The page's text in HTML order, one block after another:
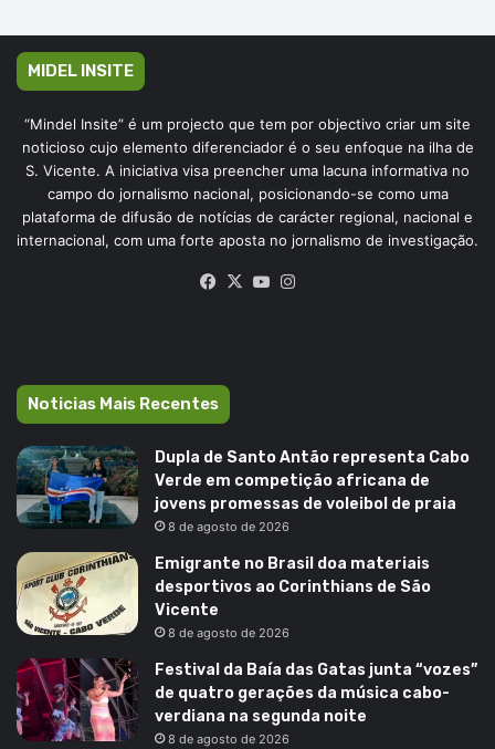
MIDEL INSITE
“Mindel Insite” é um projecto que tem por objectivo criar um site
noticioso cujo elemento diferenciador é o seu enfoque na ilha de
S. Vicente. A iniciativa visa preencher uma lacuna informativa no
campo do jornalismo nacional, posicionando-se como uma
plataforma de difusão de notícias de carácter regional, nacional e
internacional, com uma forte aposta no jornalismo de investigação.
Facebook
X YouTube
Noticias Mais Recentes
Dupla de Santo Antão representa Cabo
Verde em competição africana de
jovens promessas de voleibol de praia
8 de agosto de 2026
Emigrante no Brasil doa materiais
desportivos ao Corinthians de São
Vicente
8 de agosto de 2026
Festival da Baía das Gatas junta “vozes”
de quatro gerações da música cabo-
verdiana na segunda noite
8 de agosto de 2026